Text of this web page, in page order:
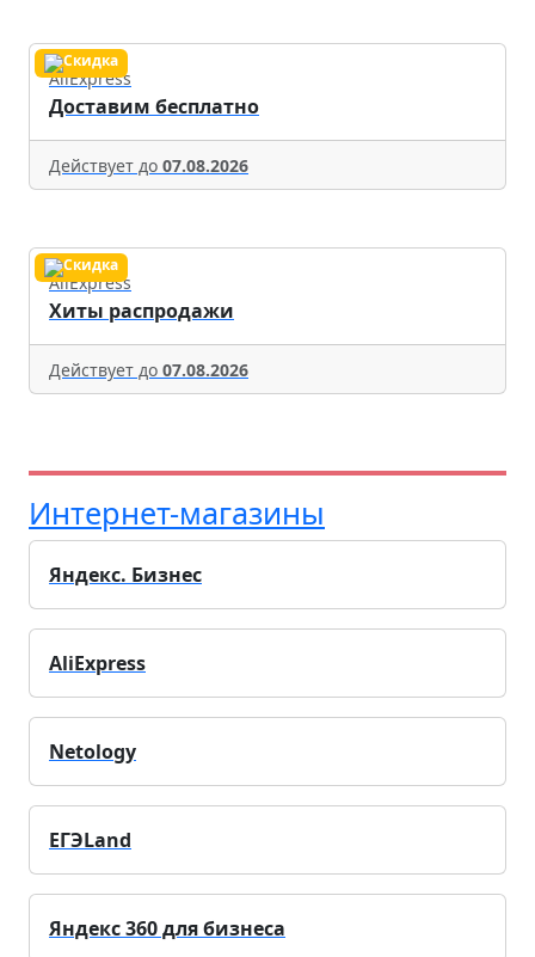
AliExpress
Доставим бесплатно
Действует до 07.08.2026
AliExpress
Хиты распродажи
Действует до 07.08.2026
Интернет-магазины
Яндекс. Бизнес
AliExpress
Netology
ЕГЭLand
Яндекс 360 для бизнеса